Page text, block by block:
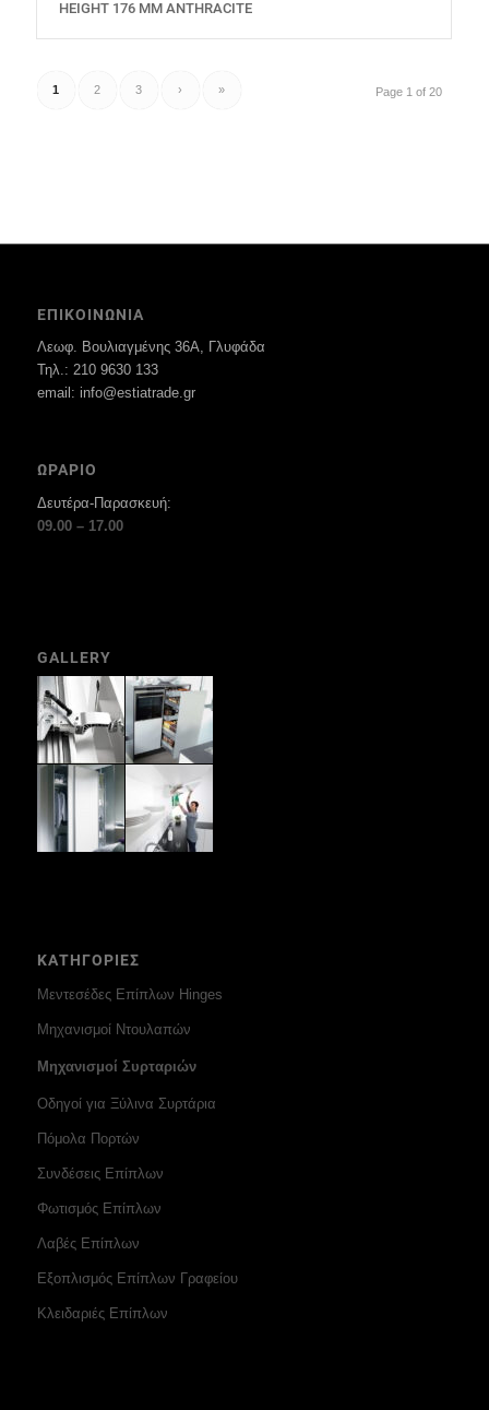
HEIGHT 176 MM ANTHRACITE
Page 1 of 20
1 2 3 › »
ΕΠΙΚΟΙΝΩΝΙΑ
Λεωφ. Βουλιαγμένης 36Α, Γλυφάδα
Τηλ.: 210 9630 133
email: info@estiatrade.gr
ΩΡΑΡΙΟ
Δευτέρα-Παρασκευή:
09.00 – 17.00
GALLERY
ΚΑΤΗΓΟΡΙΕΣ
Μεντεσέδες Επίπλων Hinges
Μηχανισμοί Ντουλαπών
Μηχανισμοί Συρταριών
Οδηγοί για Ξύλινα Συρτάρια
Πόμολα Πορτών
Συνδέσεις Επίπλων
Φωτισμός Επίπλων
Λαβές Επίπλων
Εξοπλισμός Επίπλων Γραφείου
Κλειδαριές Επίπλων